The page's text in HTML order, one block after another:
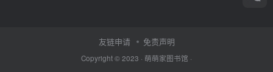
友链申请 免责声明
Copyright © 2023 · 萌萌家图书馆 ·